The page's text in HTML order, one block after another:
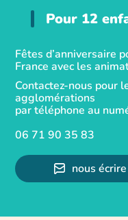
Pour 12
Fêtes d’anniversaire
France avec les
Contactez-nous pour
agglomérations
par téléphone au
06 71 90 35 83
nous écrire